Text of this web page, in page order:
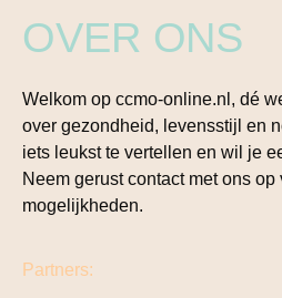
OVER ONS
Welkom op ccmo-online.nl, dé
over gezondheid, levensstijl en
iets leukst te vertellen en wil je
Neem gerust contact met ons op
mogelijkheden.
Partners: